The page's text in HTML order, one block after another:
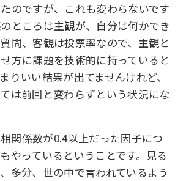
のですが、これも変わらないです
ところは主観が、自分は何かでき
問、客観は投票率なので、主観と
方に課題を技術的に持っていると
りいい結果が出てませんけれど、
は前回と変わらずという状況にな
相関係数が0.4以上だった因子につ
やっているということです。見る
多分、世の中で言われているよう